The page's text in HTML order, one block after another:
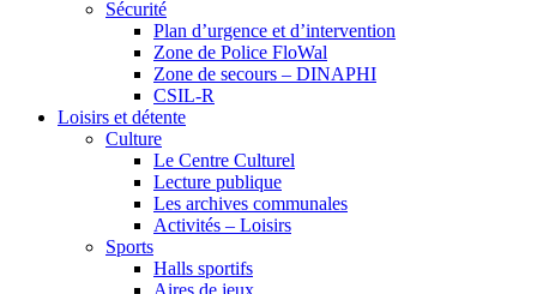
Sécurité
Plan d’urgence et d’intervention
Zone de Police FloWal
Zone de secours – DINAPHI
CSIL-R
Loisirs et détente
Culture
Le Centre Culturel
Lecture publique
Les archives communales
Activités – Loisirs
Sports
Halls sportifs
Aires de jeux